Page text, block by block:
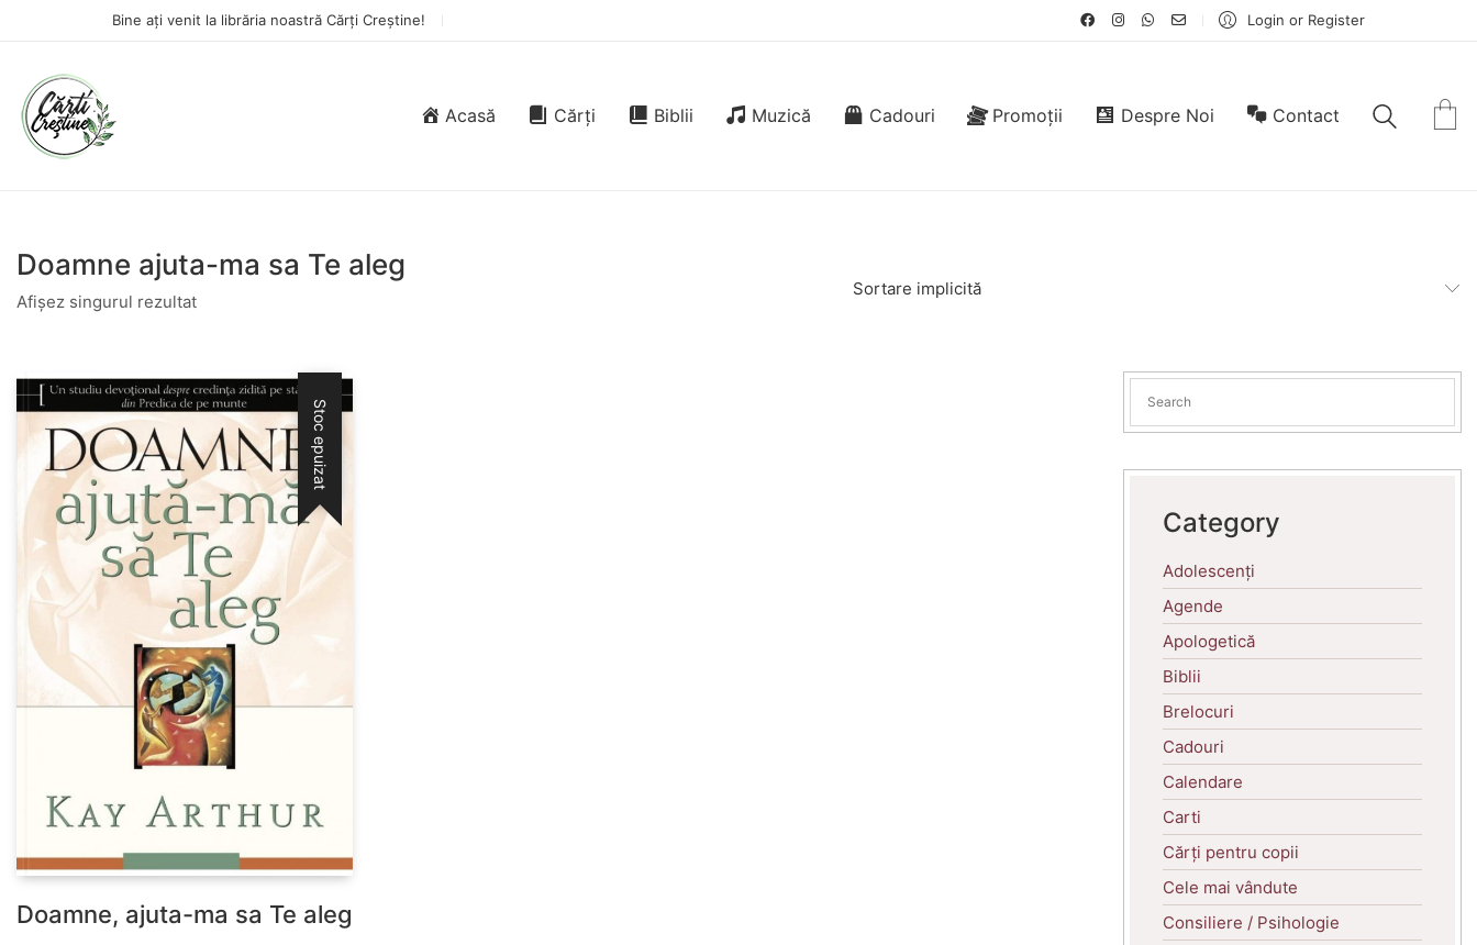
Bine ați venit la librăria noastră Cărți Creștine! Login or Register
Acasă Cărți Biblii Muzică Cadouri Promoții Despre Noi Contact
Doamne ajuta-ma sa Te aleg
Afișez singurul rezultat
Sortare implicită
Stoc epuizat
Doamne, ajuta-ma sa Te aleg
Category
Adolescenți
Agende
Apologetică
Biblii
Brelocuri
Cadouri
Calendare
Carti
Cărți pentru copii
Cele mai vândute
Consiliere / Psihologie